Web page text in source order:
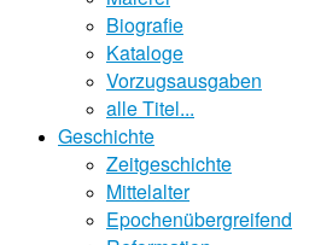
Biografie
Kataloge
Vorzugsausgaben
alle Titel...
Geschichte
Zeitgeschichte
Mittelalter
Epochenübergreifend